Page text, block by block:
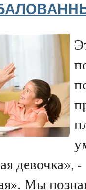
девочка», -
Мы